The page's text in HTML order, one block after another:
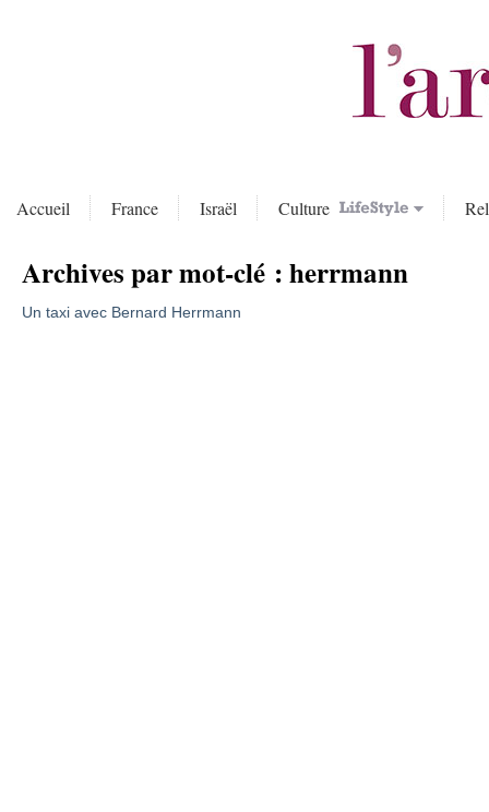
Accueil France Israël Culture
Archives par mot-clé :herrmann
Un taxi avec Bernard Herrmann